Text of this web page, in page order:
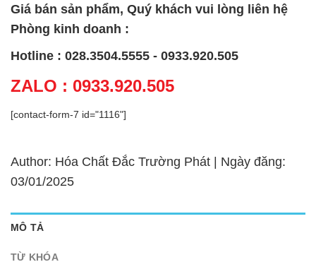
Giá bán sản phẩm, Quý khách vui lòng liên hệ
Phòng kinh doanh :
Hotline : 028.3504.5555 - 0933.920.505
ZALO : 0933.920.505
[contact-form-7 id="1116"]
Author: Hóa Chất Đắc Trường Phát | Ngày đăng:
03/01/2025
MÔ TẢ
TỪ KHÓA